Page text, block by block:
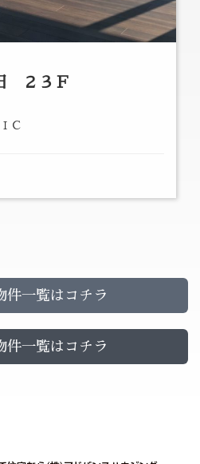
２３Ｆ
Ｃ
件一覧はコチラ
件一覧はコチラ